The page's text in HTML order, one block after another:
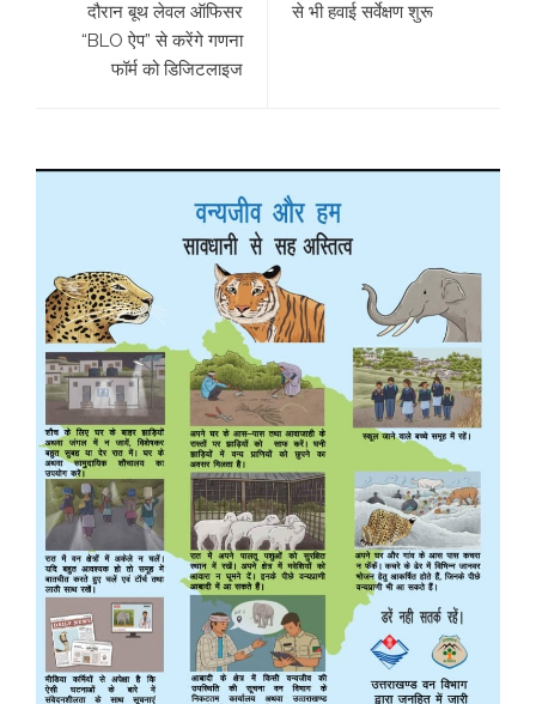
दौरान बूथ लेवल ऑफिसर
“BLO ऐप” से करेंगे गणना
फॉर्म को डिजिटलाइज
से भी हवाई सर्वेक्षण शुरू